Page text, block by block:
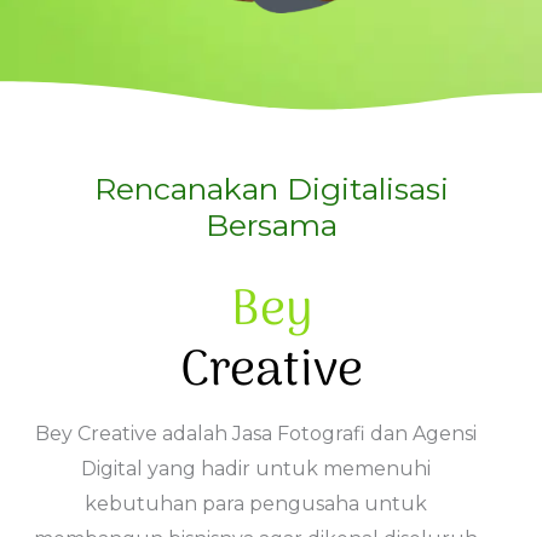
Rencanakan Digitalisasi
Bersama
Bey
Creative
Bey Creative adalah Jasa Fotografi dan Agensi
Digital yang hadir untuk memenuhi
kebutuhan para pengusaha untuk